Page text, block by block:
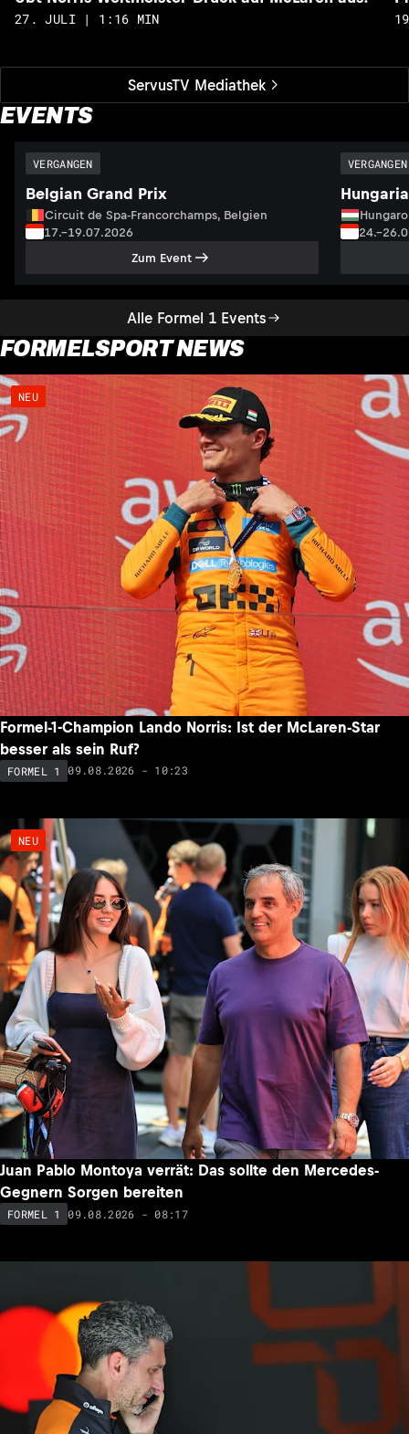
ServusTV Mediathek
27. JULI | 1:16 MIN
EVENTS
Alle Formel 1 Events
VERGANGEN
Belgian Grand Prix
Circuit de Spa-Francorchamps, Belgien
17.–19.07.2026
Zum Event
VERGANGEN
FORMELSPORT NEWS
NEU
Formel-1-Champion Lando Norris: Ist der McLaren-Star
besser als sein Ruf?
FORMEL 1 09.08.2026 - 10:23
NEU
Juan Pablo Montoya verrät: Das sollte den Mercedes-
Gegnern Sorgen bereiten
FORMEL 1 09.08.2026 - 08:17